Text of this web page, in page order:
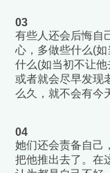
03
有些人还会后悔自
心，多做些什么(
什么(如当初不让
或者就会尽早发现
么久，就不会有今
04
她们还会责备自己
把他推出去了。在